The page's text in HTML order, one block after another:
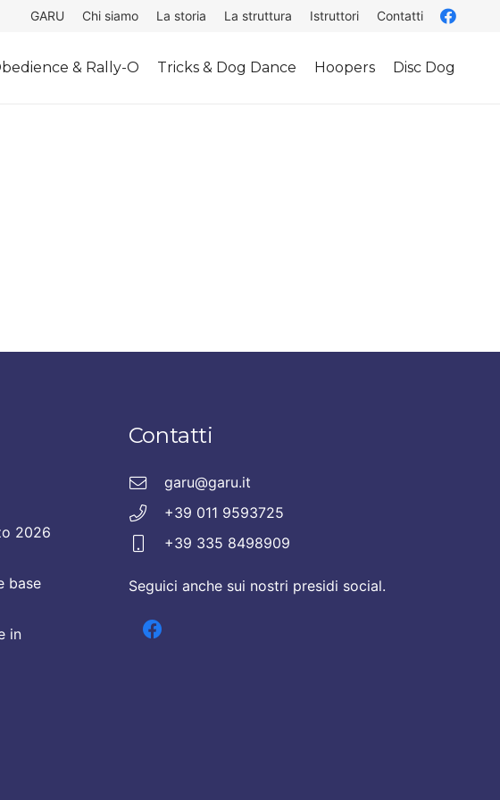
GARU Chi siamo La storia La struttura Istruttori Contatti
& Rally-O Tricks & Dog Dance Hoopers Disc Dog
2026
base
in
Contatti
garu@garu.it
+39 011 9593725
+39 335 8498909
Seguici anche sui nostri presidi social.